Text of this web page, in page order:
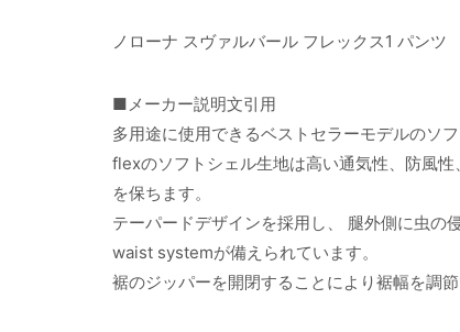
ノローナ スヴァルバール フレックス1 パンツ
■メーカー説明文引用
多用途に使用できるベストセラーモデルのソフ
flexのソフトシェル生地は高い通気性、防風
を保ちます。
テーパードデザインを採用し、 腿外側に虫
waist systemが備えられています。
裾のジッパーを開閉することにより裾幅を調